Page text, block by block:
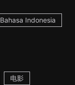
Bahasa Indonesia
电影